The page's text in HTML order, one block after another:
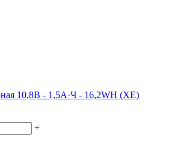
10,8В - 1,5А·Ч - 16,2WH (XE)
+